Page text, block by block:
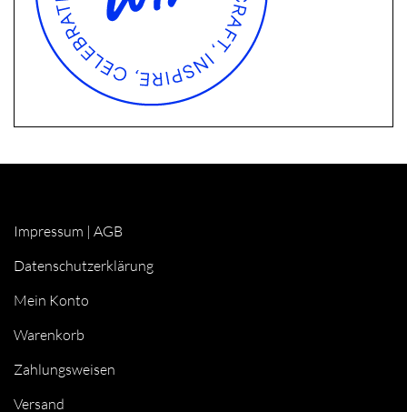
Impressum | AGB
Datenschutzerklärung
Mein Konto
Warenkorb
Zahlungsweisen
Versand